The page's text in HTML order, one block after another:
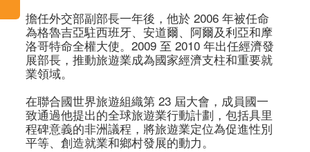
擔任外交部副部長一年後，他於 2006 年被任命
為格魯吉亞駐西班牙、安道爾、阿爾及利亞和摩
洛哥特命全權大使。2009 至 2010 年出任經濟發
展部長，推動旅遊業成為國家經濟支柱和重要就
業領域。
在聯合國世界旅遊組織第 23 屆大會，成員國一
致通過他提出的全球旅遊業行動計劃，包括具里
程碑意義的非洲議程，將旅遊業定位為促進性別
平等、創造就業和鄉村發展的動力。